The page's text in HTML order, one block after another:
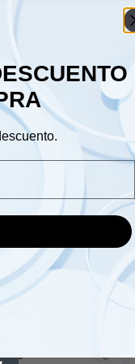
de luz trasera
trasera de la
derecha